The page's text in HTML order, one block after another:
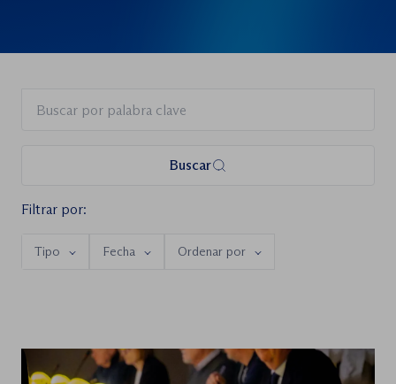
Buscar
Filtrar por:
Tipo Fecha Ordenar por